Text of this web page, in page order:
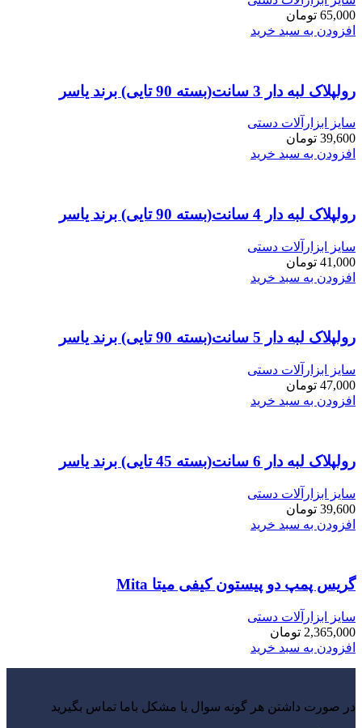
65,000 تومان
افزودن به سبد خرید
رولپلاک لبه دار 3 سانت(بسته 90 تایی) برند یاسر
سایز ابزارآلات دستی
39,600 تومان
افزودن به سبد خرید
رولپلاک لبه دار 4 سانت(بسته 90 تایی) برند یاسر
سایز ابزارآلات دستی
41,000 تومان
افزودن به سبد خرید
رولپلاک لبه دار 5 سانت(بسته 90 تایی) برند یاسر
سایز ابزارآلات دستی
47,000 تومان
افزودن به سبد خرید
رولپلاک لبه دار 6 سانت(بسته 45 تایی) برند یاسر
سایز ابزارآلات دستی
39,600 تومان
افزودن به سبد خرید
گریس پمپ دو پیستون کیفی میتا Mita
سایز ابزارآلات دستی
2,365,000 تومان
افزودن به سبد خرید
در صورت داشتن هر گونه سوال یا مشکل باما تماس بگیرید